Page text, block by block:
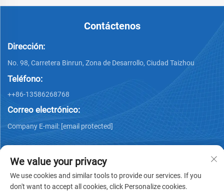
Contáctenos
Dirección:
No. 98, Carretera Binrun, Zona de Desarrollo, Ciudad Taizhou
Teléfono:
++86-13586268768
Correo electrónico:
Company E-mail: [email protected]
We value your privacy
We use cookies and similar tools to provide our services. If you
don't want to accept all cookies, click Personalize cookies.